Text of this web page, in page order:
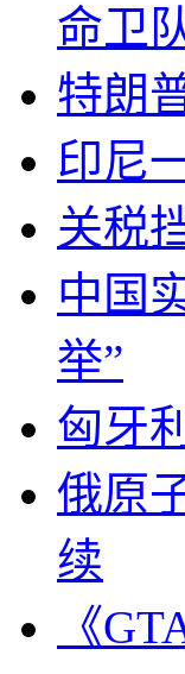
命卫
特朗
印尼
关税
中国
举”
匈牙
俄原
续
《